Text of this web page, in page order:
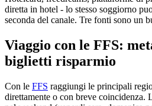
diretta in hotel - lo stesso soggiorno
seconda del canale. Tre fonti sono un
Viaggio con le FFS:
biglietti risparmio
Con le FFS raggiungi le principali
direttamente o con breve coincidenza.